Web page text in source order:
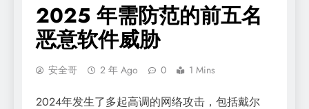
2025 年需防范的前五名
恶意软件威胁
安全哥 2 年 Ago 0 1 Mins
2024年发生了多起高调的网络攻击，包括戴尔